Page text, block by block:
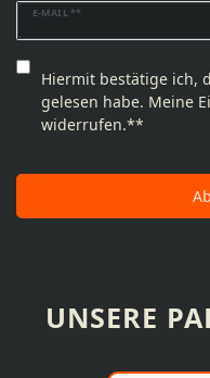
E-MAIL **
Newsletter
Honig
Hiermit bestätige ich,
gelesen habe. Meine
widerrufen.**
UNSERE